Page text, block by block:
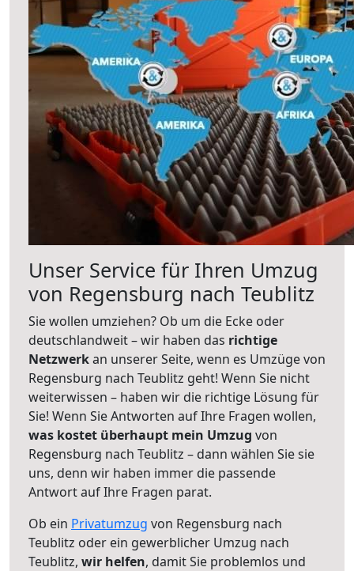
Unser Service für Ihren Umzug
von Regensburg nach Teublitz
Sie wollen umziehen? Ob um die Ecke oder
deutschlandweit – wir haben das richtige
Netzwerkan unserer Seite, wenn es Umzüge von
Regensburg nach Teublitz geht! Wenn Sie nicht
weiterwissen – haben wir die richtige Lösung für
Sie! Wenn Sie Antworten auf Ihre Fragen wollen,
was kostet überhaupt mein Umzug von
Regensburg nach Teublitz – dann wählen Sie sie
uns, denn wir haben immer die passende
Antwort auf Ihre Fragen parat.
Ob ein Privatumzug von Regensburg nach
Teublitz oder ein gewerblicher Umzug nach
Teublitz, wir helfen, damit Sie problemlos und